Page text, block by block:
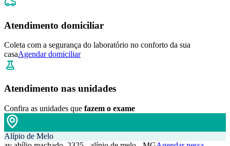
Atendimento domiciliar
Coleta com a segurança do laboratório no conforto da sua
casaAgendar domiciliar
Atendimento nas unidades
Confira as unidades que fazem o exame
Alípio de Melo